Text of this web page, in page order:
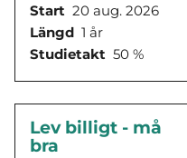
Start 20 aug. 2026
Längd 1 år
Studietakt 50 %
Lev billigt - må
bra